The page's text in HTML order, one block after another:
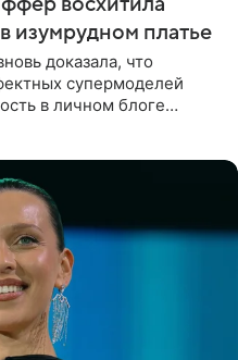
изумрудном платье
доказала, что
супермоделей
в личном блоге